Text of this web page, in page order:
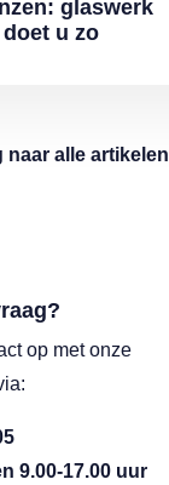
glaswerk
u zo
naar alle artikelen
op met onze
9.00-17.00 uur